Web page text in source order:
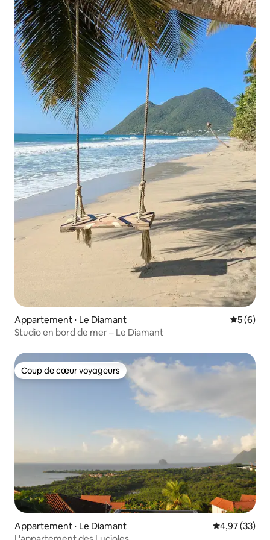
Appartement ⋅ Le Diamant
5 (6)
Studio en bord de mer – Le Diamant
Coup de cœur voyageurs
Coup de cœur voyageurs
Appartement ⋅ Le Diamant Évaluation
4,97 (33)